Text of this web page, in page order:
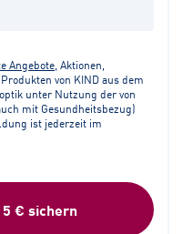
Angebote , Aktionen,
von KIND aus dem
unter Nutzung der von
mit Gesundheitsbezug)
ist jederzeit im
€ sichern